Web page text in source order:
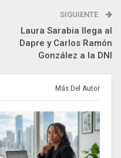
SIGUIENTE
Laura Sarabia llega al
Dapre y Carlos Ramón
González a la DNI
Más Del Autor